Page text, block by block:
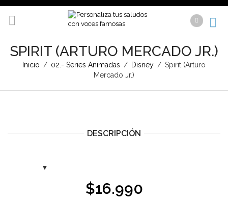
SPIRIT (ARTURO MERCADO JR.)
Inicio / 02.- Series Animadas / Disney / Spirit (Arturo
Mercado Jr.)
DESCRIPCIÓN
$16.990